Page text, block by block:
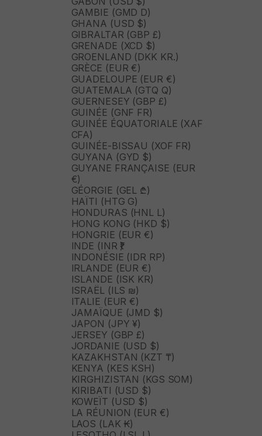
GAMBIE (GMD D)
GHANA (USD $)
GIBRALTAR (GBP £)
GRENADE (XCD $)
GROENLAND (DKK KR.)
GRÈCE (EUR €)
GUADELOUPE (EUR €)
GUATEMALA (GTQ Q)
GUERNESEY (GBP £)
GUINÉE (GNF FR)
GUINÉE ÉQUATORIALE (XAF
CFA)
GUINÉE-BISSAU (XOF FR)
GUYANA (GYD $)
GUYANE FRANÇAISE (EUR
€)
GÉORGIE (GEL ₾)
HAÏTI (HTG G)
HONDURAS (HNL L)
HONG KONG (HKD $)
HONGRIE (EUR €)
INDE (INR ₹)
INDONÉSIE (IDR RP)
IRLANDE (EUR €)
ISLANDE (ISK KR)
ISRAËL (ILS ₪)
ITALIE (EUR €)
JAMAÏQUE (JMD $)
JAPON (JPY ¥)
JERSEY (GBP £)
JORDANIE (USD $)
KAZAKHSTAN (KZT ₸)
KENYA (KES KSH)
KIRGHIZISTAN (KGS SOM)
KIRIBATI (USD $)
KOWEÏT (USD $)
LA RÉUNION (EUR €)
LAOS (LAK ₭)